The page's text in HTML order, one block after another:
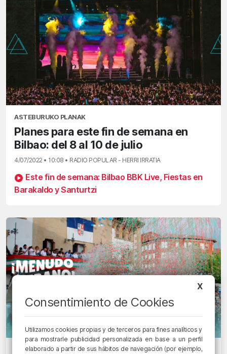
ASTEBURUKO PLANAK
Planes para este fin de semana en
Bilbao: del 8 al 10 de julio
4/07/2022 • 10:08 • RADIO POPULAR - HERRI IRRATIA
Este fin de semana: Bilbao BBK Live, Fiestas en
Barakaldo y Santurtzi
PLANEANDO BIZKAIA
X
Consentimiento de Cookies
Utilizamos cookies propias y de terceros para fines analíticos y
para mostrarle publicidad personalizada en base a un perfil
elaborado a partir de sus hábitos de navegación (por ejemplo,